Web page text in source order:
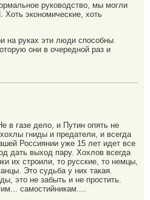
руководство, мы могли
экономические, хоть
на руках эти люди способны
они в очередной раз и
в газе дело, и Путин опять не
гниды и предатели, и всегда
Россиянии уже 15 лет идет все
дать выход пару. Хохлов всегда
их строили, то русские, то немцы,
Это судьба у них такая.
это не забыть и не простить.
самостийникам....